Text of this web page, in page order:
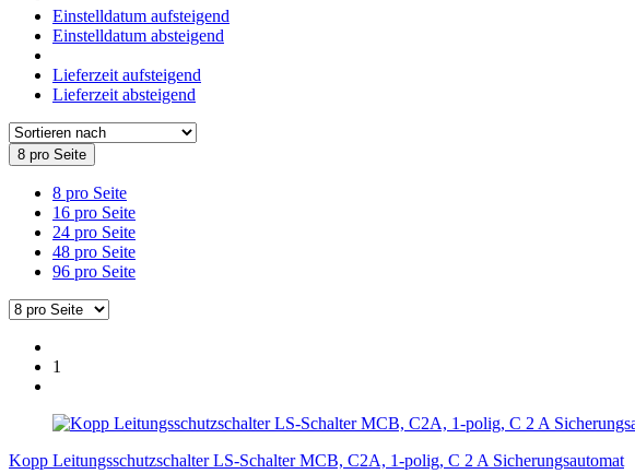
Einstelldatum aufsteigend
Einstelldatum absteigend
Lieferzeit aufsteigend
Lieferzeit absteigend
8 pro Seite
8 pro Seite
16 pro Seite
24 pro Seite
48 pro Seite
96 pro Seite
1
Kopp Leitungsschutzschalter LS-Schalter MCB, C2A, 1-polig, C 2 A Sicherungsautomat